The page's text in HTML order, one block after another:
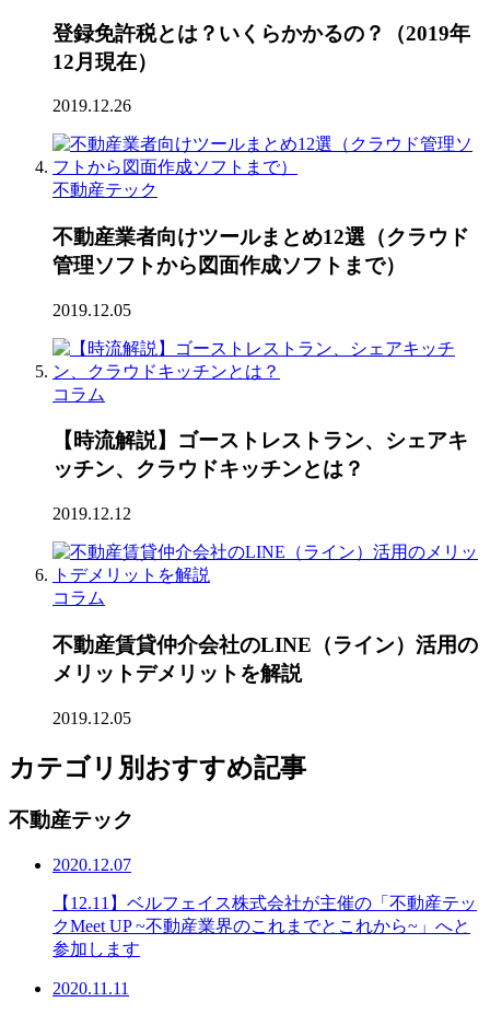
登録免許税とは？いくらかかるの？（2019年
12月現在）
2019.12.26
不動産テック
不動産業者向けツールまとめ12選（クラウド
管理ソフトから図面作成ソフトまで）
2019.12.05
コラム
【時流解説】ゴーストレストラン、シェアキ
ッチン、クラウドキッチンとは？
2019.12.12
コラム
不動産賃貸仲介会社のLINE（ライン）活用の
メリットデメリットを解説
2019.12.05
カテゴリ別おすすめ記事
不動産テック
2020.12.07
【12.11】ベルフェイス株式会社が主催の「不動産テッ
クMeet UP ~不動産業界のこれまでとこれから~」へと
参加します
2020.11.11